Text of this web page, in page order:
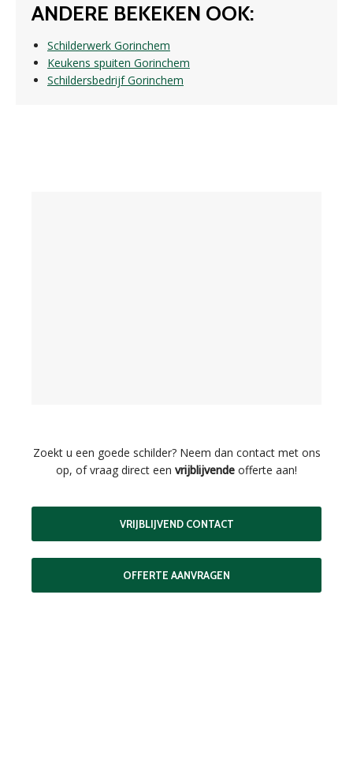
ANDERE BEKEKEN OOK:
Schilderwerk Gorinchem
Keukens spuiten Gorinchem
Schildersbedrijf Gorinchem
Zoekt u een goede schilder? Neem dan contact met ons
op, of vraag direct een vrijblijvende offerte aan!
VRIJBLIJVEND CONTACT
OFFERTE AANVRAGEN